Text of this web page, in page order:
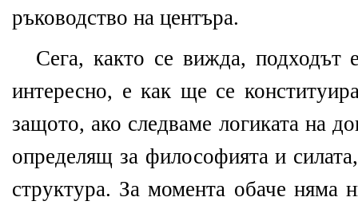
ръководство на центъра.
Сега, както се вижда, подходът
интересно, е как ще се
защото, ако следваме логиката на
определящ за философията и
структура. За момента обаче няма